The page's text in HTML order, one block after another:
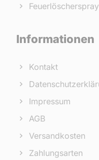
Informationen
Kontakt
Impressum
AGB
Versandkosten
Zahlungsarten